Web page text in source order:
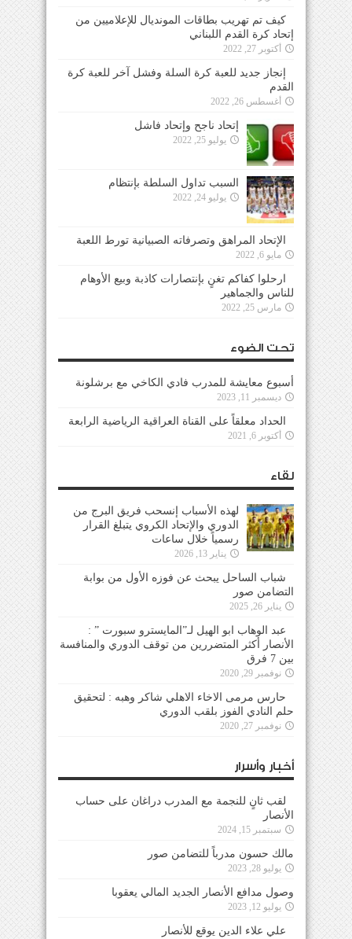
كيف تم تهريب بطاقات المونديال للإعلاميين من
إتحاد كرة القدم اللبناني
أكتوبر 27, 2022
إنجاز جديد للعبة كرة السلة وفشل آخر للعبة كرة
القدم
أغسطس 26, 2022
إتحاد ناجح وإتحاد فاشل
يوليو 25, 2022
السبب تداول السلطة بإنتظام
يوليو 24, 2022
الإتحاد المراهق وتصرفاته الصبيانية تورط اللعبة
مايو 6, 2022
ارحلوا كفاكم تغنٍ بإنتصارات كاذبة وبيع الأوهام
للناس والجماهير
مارس 25, 2022
تحت الضوء
أسبوع معايشة للمدرب فادي الكاخي مع برشلونة
ديسمبر 11, 2023
الحداد معلقاً على القناة العراقية الرياضية الرابعة
أكتوبر 6, 2021
لقاء
لهذه الأسباب إنسحب فريق البرج من
الدوري والإتحاد الكروي يتبلغ القرار
رسمياً خلال ساعات
يناير 13, 2026
شباب الساحل يبحث عن فوزه الأول من بوابة
التضامن صور
يناير 26, 2025
عبد الوهاب ابو الهيل لـ”المايسترو سبورت ” :
الأنصار أكثر المتضررين من توقف الدوري والمنافسة
بين 7 فرق
نوفمبر 29, 2020
حارس مرمى الاخاء الاهلي شاكر وهبه : لتحقيق
حلم النادي الفوز بلقب الدوري
نوفمبر 27, 2020
أخبار وأسرار
لقب ثانٍ للنجمة مع المدرب دراغان على حساب
الأنصار
سبتمبر 15, 2024
مالك حسون مدرباً للتضامن صور
يوليو 28, 2023
وصول مدافع الأنصار الجديد المالي يعقوبا
يوليو 12, 2023
علي علاء الدين يوقع للأنصار